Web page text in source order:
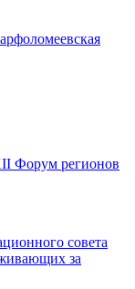
Форум регионов
совета
за